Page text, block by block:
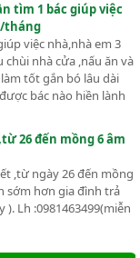
tìm 1 bác giúp việc
tháng
việc nhà,nhà em 3
chùi nhà cửa ,nấu ăn và
tốt gắn bó lâu dài
bác nào hiền lành
26 đến mồng 6 âm
,từ ngày 26 đến mồng
sớm hơn gia đình trả
Lh :0981463499(miễn